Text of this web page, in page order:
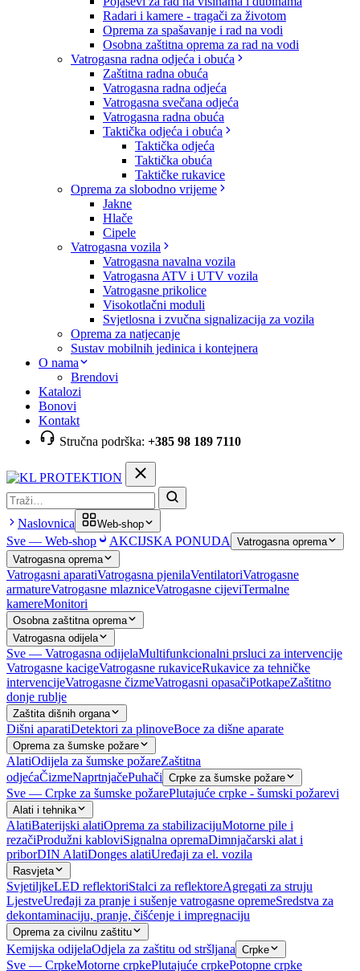
Radari i kamere - tragači za životom
Oprema za spašavanje i rad na vodi
Osobna zaštitna oprema za rad na vodi
Vatrogasna radna odjeća i obuća
Zaštitna radna obuća
Vatrogasna radna odjeća
Vatrogasna svečana odjeća
Vatrogasna radna obuća
Taktička odjeća i obuća
Taktička odjeća
Taktička obuća
Taktičke rukavice
Oprema za slobodno vrijeme
Jakne
Hlače
Cipele
Vatrogasna vozila
Vatrogasna navalna vozila
Vatrogasna ATV i UTV vozila
Vatrogasne prikolice
Visokotlačni moduli
Svjetlosna i zvučna signalizacija za vozila
Oprema za natjecanje
Sustav mobilnih jedinica i kontejnera
O nama
Brendovi
Katalozi
Bonovi
Kontakt
Stručna podrška: +385 98 189 7110
Pretraga
Naslovnica Web-shop
Sve — Web-shop AKCIJSKA PONUDA
Vatrogasna oprema
Vatrogasna oprema
Vatrogasni aparatiVatrogasna pjenilaVentilatoriVatrogasne
armatureVatrogasne mlazniceVatrogasne cijeviTermalne
kamereMonitori
Osobna zaštitna oprema
Vatrogasna odijela
Sve — Vatrogasna odijelaMultifunkcionalni prsluci za intervencije
Vatrogasne kacigeVatrogasne rukaviceRukavice za tehničke
intervencijeVatrogasne čizmeVatrogasni opasačiPotkapeZaštitno
donje rublje
Zaštita dišnih organa
Dišni aparatiDetektori za plinoveBoce za dišne aparate
Oprema za šumske požare
AlatiOdijela za šumske požareZaštitna
odjećaČizmeNaprtnjačePuhači Crpke za šumske požare
Sve — Crpke za šumske požarePlutajuće crpke - šumski požarevi
Alati i tehnika
AlatiBaterijski alatiOprema za stabilizacijuMotorne pile i
rezačiProdužni kabloviSignalna opremaDimnjačarski alat i
priborDIN AlatiDonges alatiUređaji za el. vozila
Rasvjeta
SvjetiljkeLED reflektoriStalci za reflektoreAgregati za struju
LjestveUređaji za pranje i sušenje vatrogasne opremeSredstva za
dekontaminaciju, pranje, čišćenje i impregnaciju
Oprema za civilnu zaštitu
Kemijska odijelaOdjela za zaštitu od stršljana Crpke
Sve — CrpkeMotorne crpkePlutajuće crpkePotopne crpke